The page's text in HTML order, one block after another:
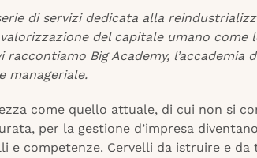
di servizi dedicata alla
del capitale umano come
Big Academy, l’accademia
manageriale.
come quello attuale, di cui non si
per la gestione d’impresa
e competenze. Cervelli da istruire e da